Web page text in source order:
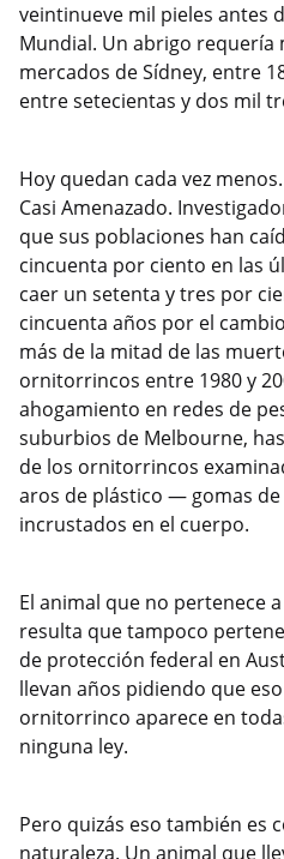
veintinueve mil pieles antes
Mundial. Un abrigo requería
mercados de Sídney, entre
entre setecientas y dos mil
Hoy quedan cada vez
Casi Amenazado.
que sus poblaciones han
cincuenta por ciento en las
caer un setenta y tres por
cincuenta años por el
más de la mitad de las
ornitorrincos entre 1980 y
ahogamiento en redes de
suburbios de Melbourne,
de los ornitorrincos
aros de plástico — gomas
incrustados en el cuerpo.
El animal que no pertenece
resulta que tampoco
de protección federal en
llevan años pidiendo que
ornitorrinco aparece en
ninguna ley.
Pero quizás eso también es
naturaleza. Un animal que